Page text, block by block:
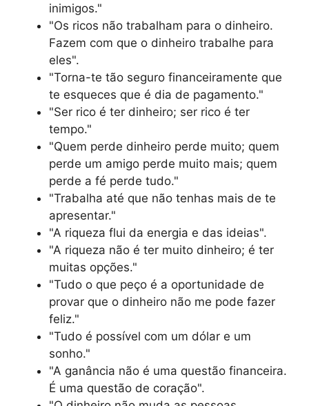
inimigos."
"Os ricos não trabalham para o dinheiro.
Fazem com que o dinheiro trabalhe para
eles".
"Torna-te tão seguro financeiramente que
te esqueces que é dia de pagamento."
"Ser rico é ter dinheiro; ser rico é ter
tempo."
"Quem perde dinheiro perde muito; quem
perde um amigo perde muito mais; quem
perde a fé perde tudo."
"Trabalha até que não tenhas mais de te
apresentar."
"A riqueza flui da energia e das ideias".
"A riqueza não é ter muito dinheiro; é ter
muitas opções."
"Tudo o que peço é a oportunidade de
provar que o dinheiro não me pode fazer
feliz."
"Tudo é possível com um dólar e um
sonho."
"A ganância não é uma questão financeira.
É uma questão de coração".